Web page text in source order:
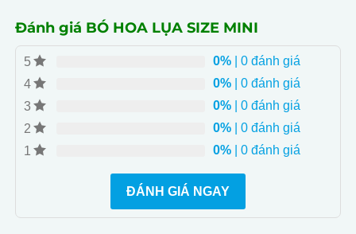
Đánh giá BÓ HOA LỤA SIZE MINI
5 0%| 0 đánh giá
4
0%| 0 đánh giá
3
0%| 0 đánh giá
2
0%| 0 đánh giá
1
0%| 0 đánh giá
ĐÁNH GIÁ NGAY